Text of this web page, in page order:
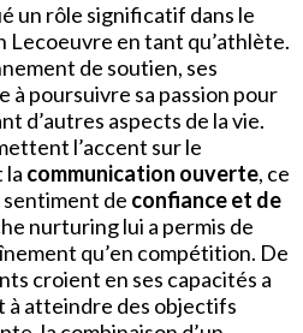
un rôle significatif dans le
Lecoeuvre en tant qu’athlète.
de soutien, ses
à poursuivre sa passion pour
d’autres aspects de la vie.
l’accent sur le
la communication ouverte, ce
sentiment de confiance et de
nurturing lui a permis de
qu’en compétition. De
croient en ses capacités a
à atteindre des objectifs